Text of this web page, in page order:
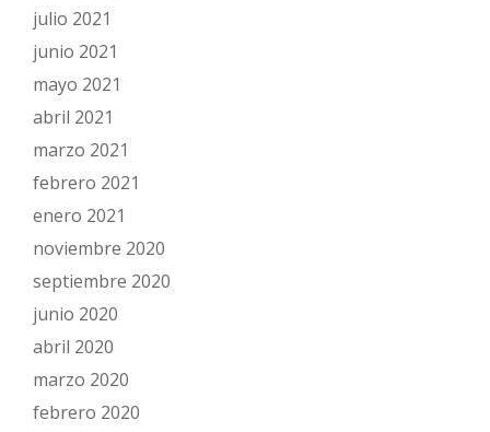
julio 2021
junio 2021
mayo 2021
abril 2021
marzo 2021
febrero 2021
enero 2021
noviembre 2020
septiembre 2020
junio 2020
abril 2020
marzo 2020
febrero 2020